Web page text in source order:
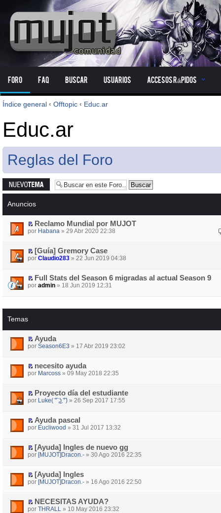
Foro FAQ Buscar Usuarios Accesos Rápidos
Índice general ‹ Offtopic ‹ Educ.ar
Educ.ar
Reglas del Foro
Publicar un
nuevo tema
Anuncios
Reclamo Mundial por MUJOT
por Habana » 29 Abr 2020 22:38
[Guía] Gremory Case
por Claudio283 » 22 Jun 2019 04:38
Full Stats del Season 6 migradas al actual Season 9
por admin » 18 Jun 2019 12:31
Temas
Ayuda
por Season6E3 » 17 Abr 2019 23:02
necesito ayuda
por Marcoss » 09 May 2018 22:35
Proyecto día del estudiante
por Luke( ͡° ͜ʖ ͡°) » 26 Sep 2017 17:55
Ayuda pascal
por Eucliwood » 31 Jul 2017 13:32
[Ayuda] Ingles de nuevo gg
por [MUJOT]Dracon.- » 30 Ago 2016 22:35
[Ayuda] Ingles
por [MUJOT]Dracon.- » 16 Ago 2016 22:50
NECESITAS AYUDA?
por THRALL » 10 May 2016 23:32